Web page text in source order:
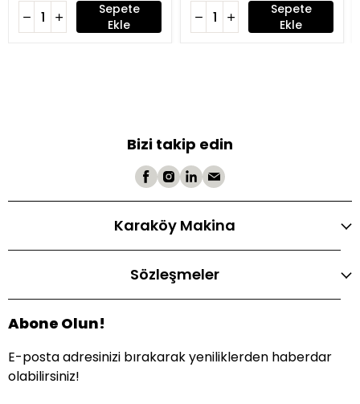
Sepete
Ekle
Sepete
Ekle
Bizi takip edin
Karaköy Makina
Sözleşmeler
Abone Olun!
E-posta adresinizi bırakarak yeniliklerden haberdar
olabilirsiniz!